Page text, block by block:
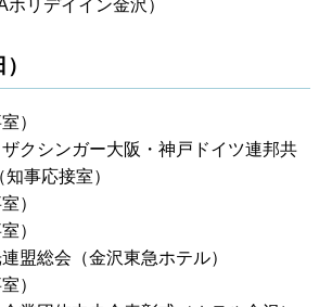
リデイイン金沢）
）
クシンガー大阪・神戸ドイツ連邦共
事応接室）
）
）
盟総会（金沢東急ホテル）
）